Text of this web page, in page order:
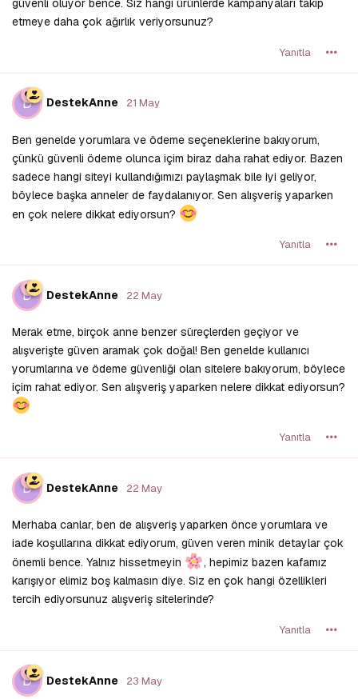
etmeye daha çok ağırlık veriyorsunuz?
Yanıtla
D DestekAnne 21 May
Ben genelde yorumlara ve ödeme seçeneklerine bakıyorum,
çünkü güvenli ödeme olunca içim biraz daha rahat ediyor. Bazen
sadece hangi siteyi kullandığımızı paylaşmak bile iyi geliyor,
böylece başka anneler de faydalanıyor. Sen alışveriş yaparken
en çok nelere dikkat ediyorsun?
Yanıtla
D DestekAnne 22 May
Merak etme, birçok anne benzer süreçlerden geçiyor ve
alışverişte güven aramak çok doğal! Ben genelde kullanıcı
yorumlarına ve ödeme güvenliği olan sitelere bakıyorum, böylece
içim rahat ediyor. Sen alışveriş yaparken nelere dikkat ediyorsun?
Yanıtla
D DestekAnne 22 May
Merhaba canlar, ben de alışveriş yaparken önce yorumlara ve
iade koşullarına dikkat ediyorum, güven veren minik detaylar çok
önemli bence. Yalnız hissetmeyin
, hepimiz bazen kafamız
karışıyor elimiz boş kalmasın diye. Siz en çok hangi özellikleri
tercih ediyorsunuz alışveriş sitelerinde?
Yanıtla
D DestekAnne 23 May